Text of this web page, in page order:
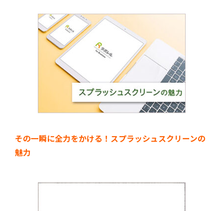
その一瞬に全力をかける！スプラッシュスクリーンの
魅力